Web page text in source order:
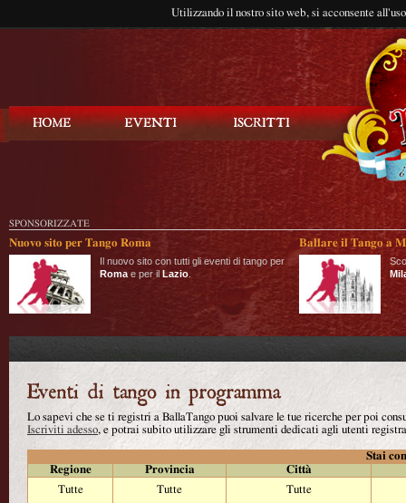
Utilizzando il nostro sito web, si acconsente
SPONSORIZZATE
Nuovo sito per Tango Roma
Il nuovo sito con tutti gli eventi di tango per
Roma e per il Lazio
Ballare il Tango a
Lo sapevi che se ti registri a BallaTango puoi salvare le tue ricerche per poi
Iscriviti adesso, e potrai subito utilizzare gli strumenti dedicati agli utenti
Stai
Regione
Provincia
Città
Tutte
Tutte
Tutte